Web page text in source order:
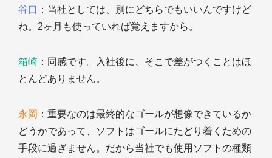
谷口 ：当社としては、別にどちらでもいいんですけど
ね。2ヶ月も使っていれば覚えますから。
箱崎 ：同感です。入社後に、そこで差がつくことはほ
とんどありません。
永岡 ：重要なのは最終的なゴールが想像できているか
どうかであって、ソフトはゴールにたどり着くための
手段に過ぎません。だから当社でも使用ソフトの種類